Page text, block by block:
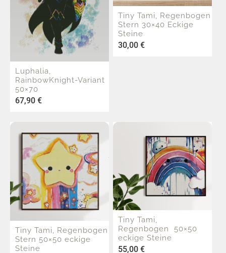
Luphalia,
RainbowKnight-Variant
50×70
67,90 €
Tiny Tami, Regenbogen
Stern 30×40 Eckige
Steine
30,00 €
Tiny Tami, Regenbogen
Stern 50×50 eckige
Steine
Tiny Tami,
Regenbogen 50×50
eckige Steine
55,00 €